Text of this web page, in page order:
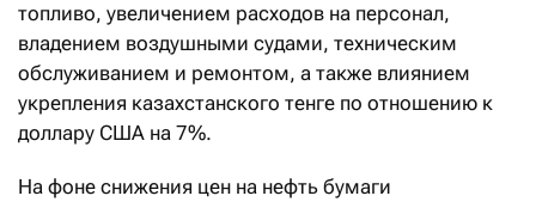
топливо, увеличением расходов на персонал,
владением воздушными судами, техническим
обслуживанием и ремонтом, а также влиянием
укрепления казахстанского тенге по отношению к
доллару США на 7%.
На фоне снижения цен на нефть бумаги